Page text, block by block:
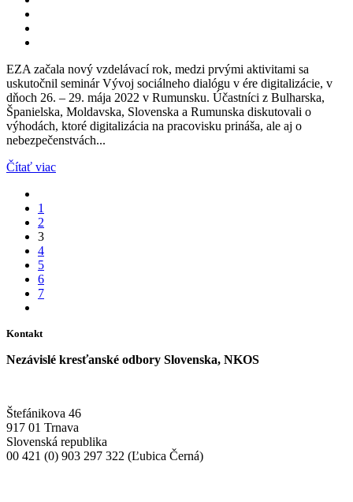
EZA začala nový vzdelávací rok, medzi prvými aktivitami sa
uskutočnil seminár Vývoj sociálneho dialógu v ére digitalizácie, v
dňoch 26. – 29. mája 2022 v Rumunsku. Účastníci z Bulharska,
Španielska, Moldavska, Slovenska a Rumunska diskutovali o
výhodách, ktoré digitalizácia na pracovisku prináša, ale aj o
nebezpečenstvách...
Čítať viac
1
2
3
4
5
6
7
Kontakt
Nezávislé kresťanské odbory Slovenska, NKOS
Štefánikova 46
917 01 Trnava
Slovenská republika
00 421 (0) 903 297 322 (Ľubica Černá)